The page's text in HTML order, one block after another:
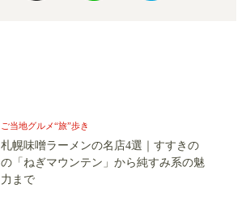
ご当地グルメ“旅”歩き
札幌味噌ラーメンの名店4選｜すすきの
の「ねぎマウンテン」から純すみ系の魅
力まで